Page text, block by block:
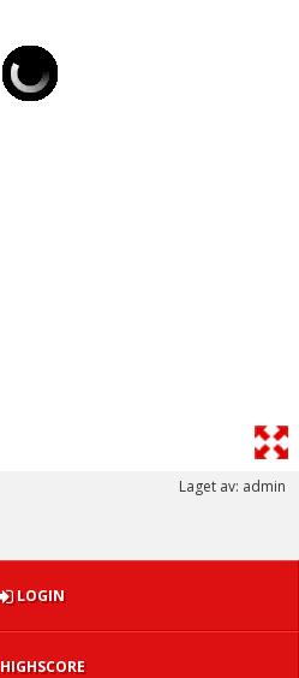
Laget av: admin
LOGIN
HIGHSCORE